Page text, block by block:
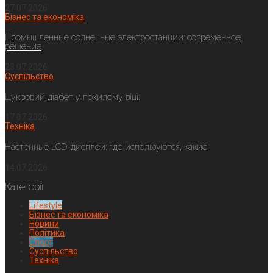
Бізнес та економіка
Промышленные солнечные электростанции: современное
решение
Суспільство
Цукровий діабет у похилому віці:
Техніка
Настенные LCD-дисплеи: где используются, какие
Категорії
Lifestyle
Бізнес та економіка
Новини
Політика
Спорт
Суспільство
Техніка